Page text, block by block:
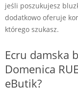
jeśli poszukujesz
dodatkowo oferuje
którego szukasz.
Ecru damska
Domenica
eButik?